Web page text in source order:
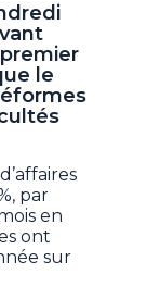
le
par
en
ont
sur